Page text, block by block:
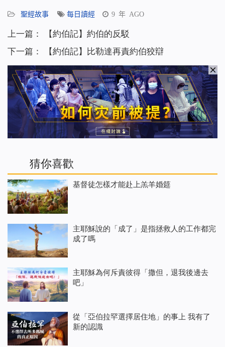
聖經故事 每日讀經 9 年 AGO
上一篇：
【約伯記】約伯的反駁
下一篇：
【約伯記】比勒達再責約伯狡辯
猜你喜歡
基督徒怎樣才能赴上羔羊婚筵
主耶穌說的「成了」是指拯救人的工作都完
成了嗎
主耶穌為何斥責彼得「撒但，退我後邊去
吧」
從「亞伯拉罕選擇居住地」的事上 我有了
新的認識